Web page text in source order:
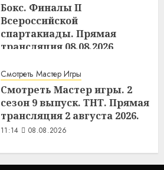
Бокс. Финалы II
Всероссийской
спартакиады. Прямая
трансляция 08.08.2026
Смотреть Мастер Игры
Смотреть Мастер игры. 2
сезон 9 выпуск. ТНТ. Прямая
трансляция 2 августа 2026.
11:14 08.08.2026